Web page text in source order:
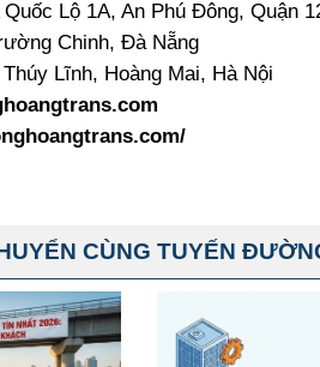
Quốc Lộ 1A, An Phú Đông, Quận
Chinh, Đà Nẵng
Lĩnh, Hoàng Mai, Hà Nội
CÙNG TUYẾN